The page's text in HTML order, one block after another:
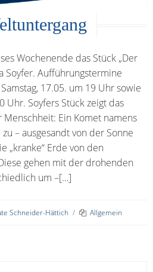
Wochenende das Stück „Der
Soyfer. Aufführungstermine
17.05. um 19 Uhr sowie
Uhr. Soyfers Stück zeigt das
Ein Komet namens
– ausgesandt von der Sonne
„kranke“ Erde von den
gehen mit der drohenden
um –[…]
Schneider-Hättich / Allgemein